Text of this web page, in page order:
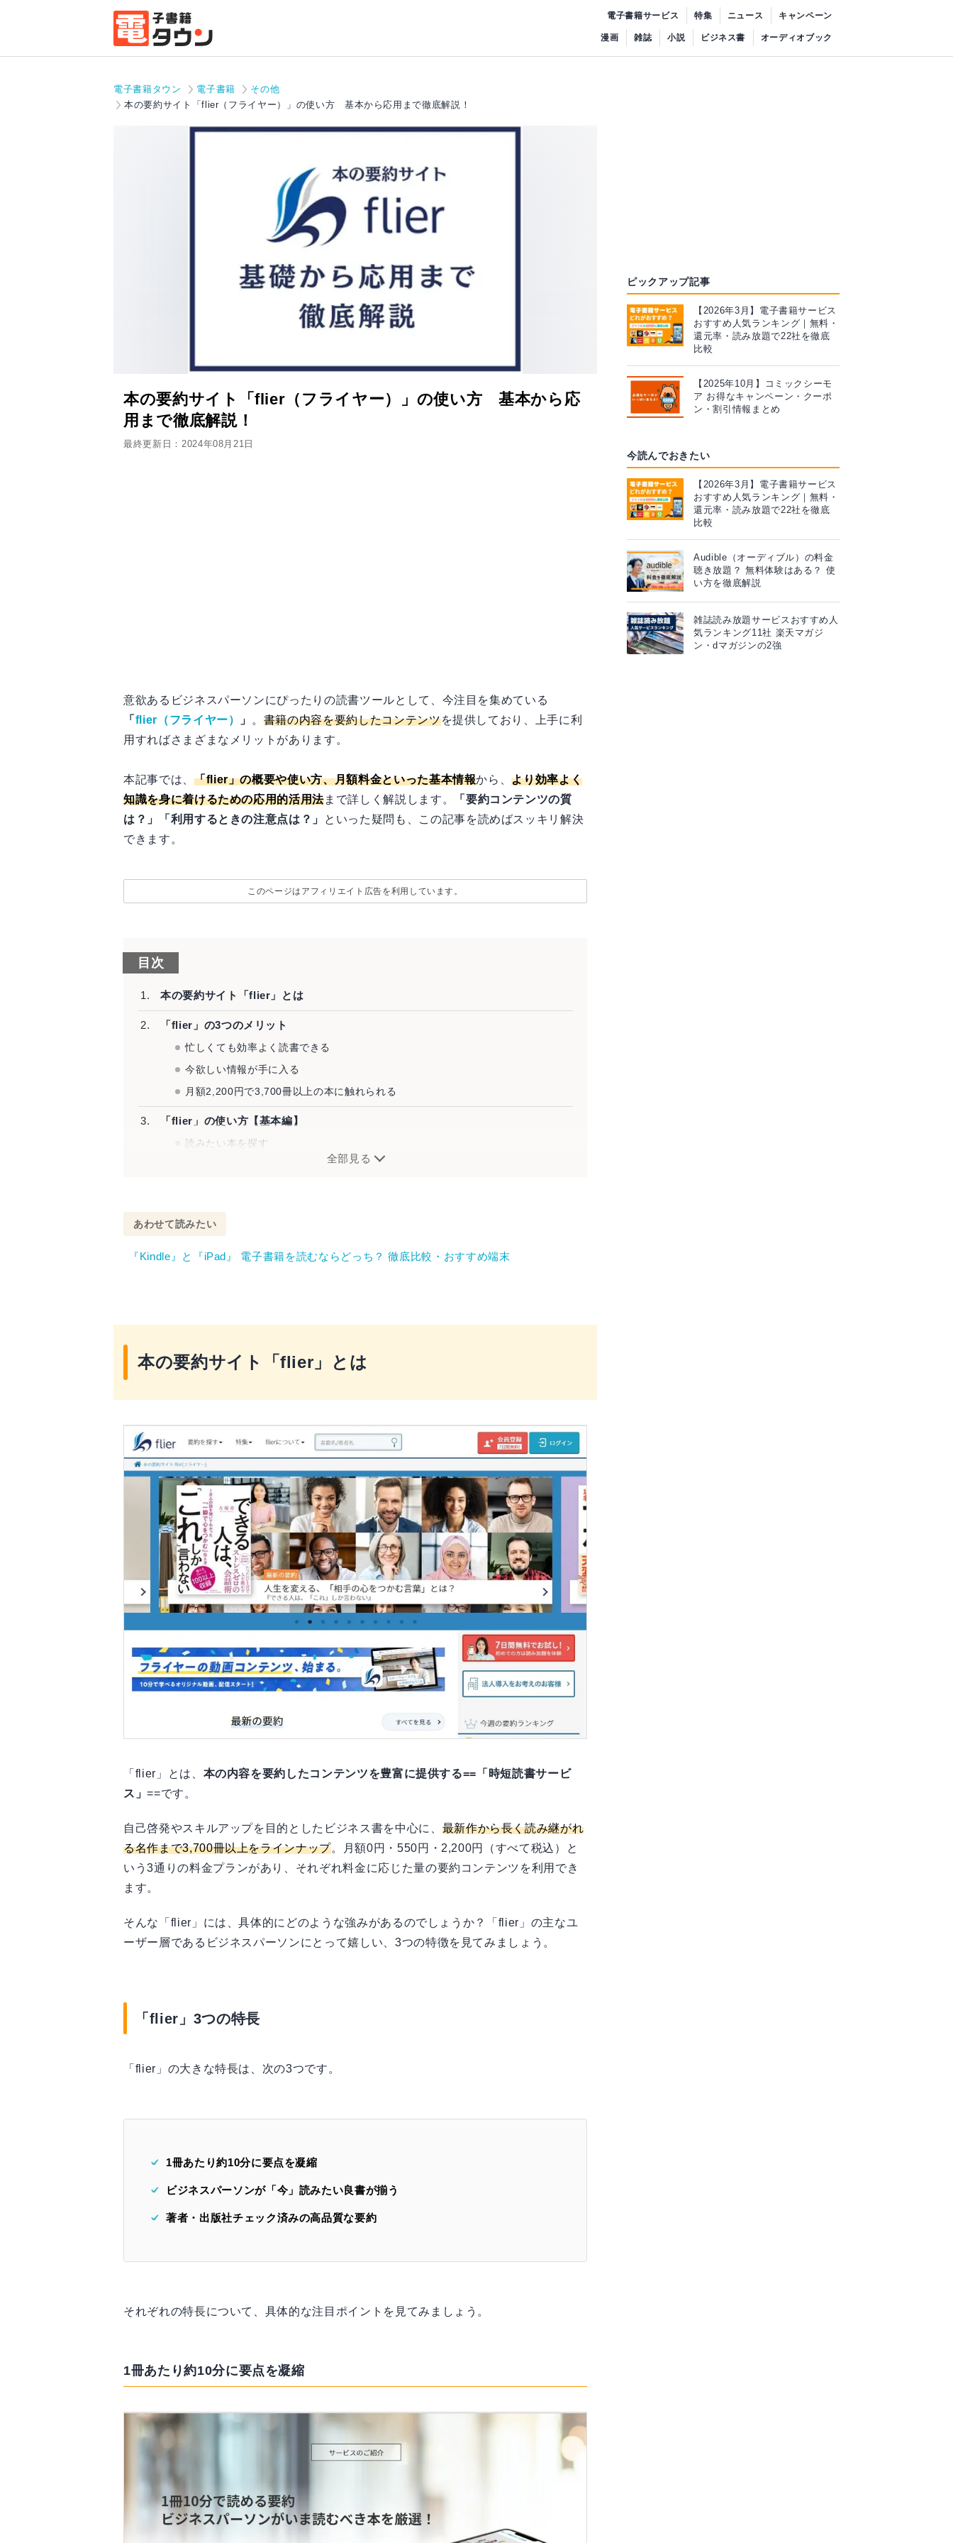
電子書籍サービス 特集 ニュース キャンペーン
漫画 雑誌 小説 ビジネス書 オーディオブック
電子書籍タウン 電子書籍
その他
本の要約サイト「flier（フライヤー）」の使い方 基本から応用まで徹底解説！
本の要約サイト「flier（フライヤー）」の使い方 基本から応
用まで徹底解説！
最終更新日：2024年08月21日
意欲あるビジネスパーソンにぴったりの読書ツールとして、今注目を集めている
「 flier（フライヤー） 」 。 書籍の内容を要約したコンテンツを提供しており、上手に利
用すればさまざまなメリットがあります。
本記事では、 「flier」の概要や使い方、月額料金といった基本情報から、より効率よく
知識を身に着けるための応用的活用法まで詳しく解説します。
「要約コンテンツの質
は？」「利用するときの注意点は？」
といった疑問も、この記事を読めばスッキリ解決
できます。
このページはアフィリエイト広告を利用しています。
目次
本の要約サイト「flier」とは
「flier」の3つのメリット
忙しくても効率よく読書できる
今欲しい情報が手に入る
月額2,200円で3,700冊以上の本に触れられる
「flier」の使い方【基本編】
読みたい本を探す
「flier」の料金プラン
オフラインでは利用できない
1つのカテゴリーを深掘りする
一度読んだ本の再チェックに活用
要約から読みたい本を探す
「学びメモ」の活用でさらなる気づきを得る
「flier」のよくある疑問集
退会・解約の方法は？
利用端末数に制限はある？
新しいコンテンツが増えるペースは？
「filer」と併せて使いたい！ おすすめ読書関連ツール
全部見る
あわせて読みたい
『Kindle』と『iPad』 電子書籍を読むならどっち？ 徹底比較・おすすめ端末
本の要約サイト「flier」とは
「flier」とは、 本の内容を要約したコンテンツを豊富に提供する==「時短読書サービ
ス」==です。
自己啓発やスキルアップを目的としたビジネス書を中心に、 最新作から長く読み継がれ
る名作まで3,700冊以上をラインナップ。月額0円・550円・2,200円（すべて税込）と
いう3通りの料金プランがあり、それぞれ料金に応じた量の要約コンテンツを利用でき
ます。
そんな「flier」には、具体的にどのような強みがあるのでしょうか？「flier」の主なユ
ーザー層であるビジネスパーソンにとって嬉しい、3つの特徴を見てみましょう。
「flier」3つの特長
「flier」の大きな特長は、次の3つです。
1冊あたり約10分に要点を凝縮
ビジネスパーソンが「今」読みたい良書が揃う
著者・出版社チェック済みの高品質な要約
それぞれの特長について、具体的な注目ポイントを見てみましょう。
1冊あたり約10分に要点を凝縮
ピックアップ記事
【2026年3月】電子書籍サービス
おすすめ人気ランキング｜無料・
還元率・読み放題で22社を徹底
比較
【2025年10月】コミックシーモ
ア お得なキャンペーン・クーポ
ン・割引情報まとめ
今読んでおきたい
【2026年3月】電子書籍サービス
おすすめ人気ランキング｜無料・
還元率・読み放題で22社を徹底
比較
Audible（オーディブル）の料金
聴き放題？ 無料体験はある？ 使
い方を徹底解説
雑誌読み放題サービスおすすめ人
気ランキング11社 楽天マガジ
ン・dマガジンの2強